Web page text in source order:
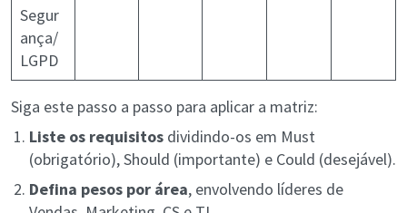
Segur
ança/
LGPD
Siga este passo a passo para aplicar a matriz:
Liste os requisitos dividindo-os em Must
(obrigatório), Should (importante) e Could (desejável).
Defina pesos por área, envolvendo líderes de